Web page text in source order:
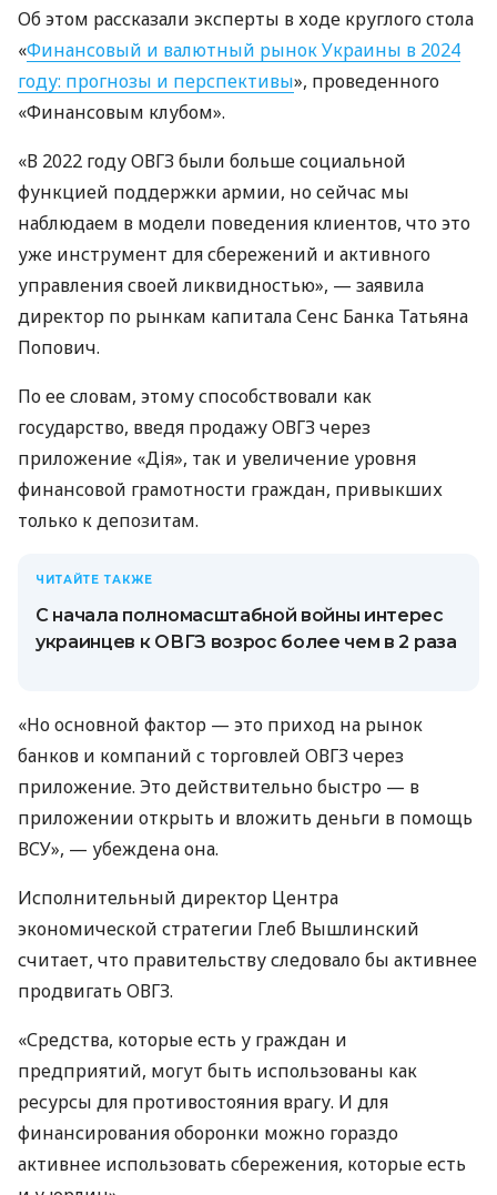
Об этом рассказали эксперты в ходе круглого стола
«Финансовый и валютный рынок Украины в 2024
году: прогнозы и перспективы», проведенного
«Финансовым клубом».
«В 2022 году ОВГЗ были больше социальной
функцией поддержки армии, но сейчас мы
наблюдаем в модели поведения клиентов, что это
уже инструмент для сбережений и активного
управления своей ликвидностью», — заявила
директор по рынкам капитала Сенс Банка Татьяна
Попович.
По ее словам, этому способствовали как
государство, введя продажу ОВГЗ через
приложение «Дія», так и увеличение уровня
финансовой грамотности граждан, привыкших
только к депозитам.
ЧИТАЙТЕ ТАКЖЕ
С начала полномасштабной войны интерес
украинцев к ОВГЗ возрос более чем в 2 раза
«Но основной фактор — это приход на рынок
банков и компаний с торговлей ОВГЗ через
приложение. Это действительно быстро — в
приложении открыть и вложить деньги в помощь
ВСУ», — убеждена она.
Исполнительный директор Центра
экономической стратегии Глеб Вышлинский
считает, что правительству следовало бы активнее
продвигать ОВГЗ.
«Средства, которые есть у граждан и
предприятий, могут быть использованы как
ресурсы для противостояния врагу. И для
финансирования оборонки можно гораздо
активнее использовать сбережения, которые есть